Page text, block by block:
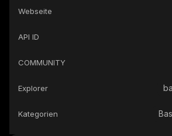
Webseite
API ID
COMMUNITY
Explorer
Kategorien